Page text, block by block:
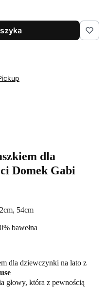
dla
Domek Gabi
54cm
bawełna
dla dziewczynki na lato z
głowy, która z pewnością